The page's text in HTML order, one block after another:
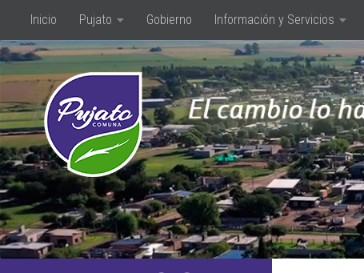
Saltar al contenido
Inicio Pujato Gobierno Información y Servicios